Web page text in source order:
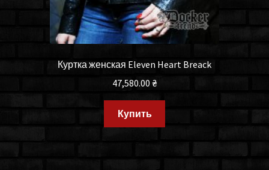
Куртка женская Eleven Heart Breack
47,580.00 ₴
Купить